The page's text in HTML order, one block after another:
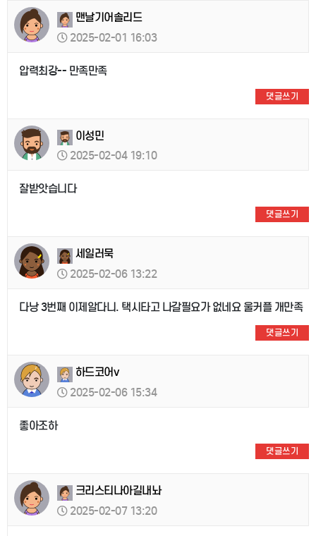
맨날기어솔리드
2025-02-01 16:03
압력최강-- 만족만족
댓글쓰기
이성민
2025-02-04 19:10
잘받앗습니다
댓글쓰기
세일러묵
2025-02-06 13:22
다낭 3번째 이제알다니. 택시타고 나갈필요가 없네요 울커플 개만족
댓글쓰기
하드코어v
2025-02-06 15:34
좋아조하
댓글쓰기
크리스티나아길내놔
2025-02-07 13:20